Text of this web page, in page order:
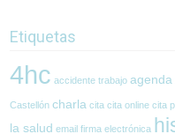
Etiquetas
4hc accidente trabajo agenda
Castellón charla cita cita online cita
la salud email firma electrónica